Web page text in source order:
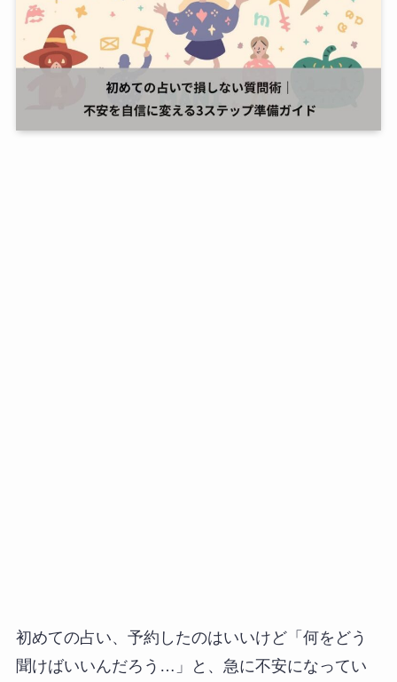
初めての占い、予約したのはいいけど「何をどう
聞けばいいんだろう…」と、急に不安になってい